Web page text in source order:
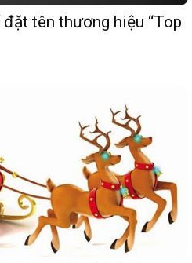
tên thương hiệu “Top